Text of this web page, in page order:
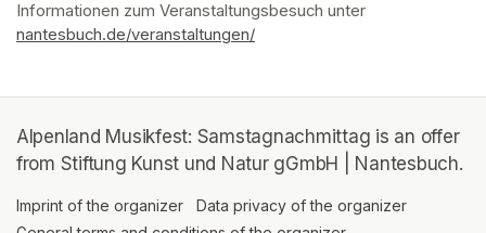
Informationen zum Veranstaltungsbesuch (opens in a new tab)
(opens in a new tab)
(opens in a new tab)
(opens in a new tab)
nantesbuch.de/veranstaltungen/
Alpenland Musikfest: Samstagnachmittag is an offer
from Stiftung Kunst und Natur gGmbH | Nantesbuch.
Imprint of the organizer (opens in a new tab)
Data privacy of the organizer